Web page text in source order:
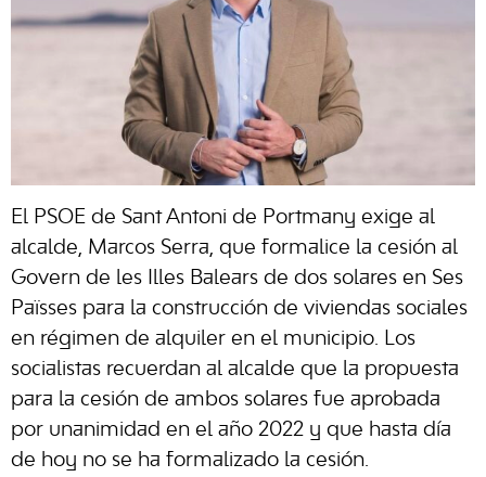
El PSOE de Sant Antoni de Portmany exige al
alcalde, Marcos Serra, que formalice la cesión al
Govern de les Illes Balears de dos solares en Ses
Païsses para la construcción de viviendas sociales
en régimen de alquiler en el municipio. Los
socialistas recuerdan al alcalde que la propuesta
para la cesión de ambos solares fue aprobada
por unanimidad en el año 2022 y que hasta día
de hoy no se ha formalizado la cesión.